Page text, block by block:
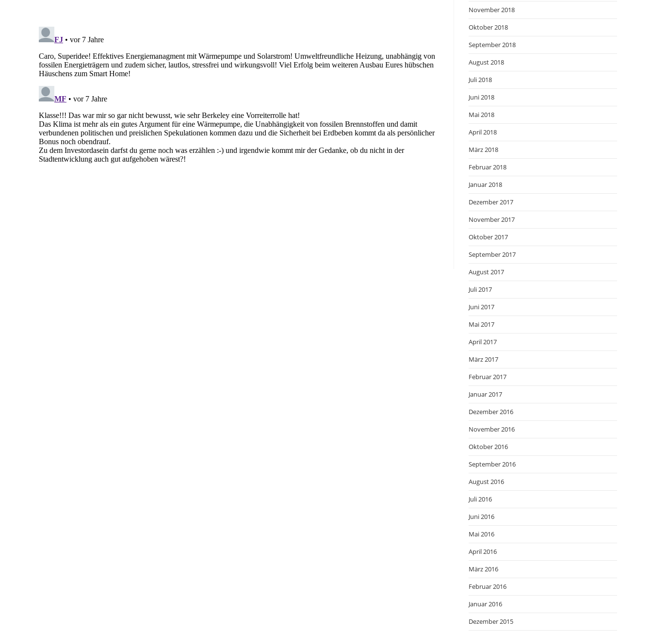
November 2018
Oktober 2018
September 2018
August 2018
Juli 2018
Juni 2018
Mai 2018
April 2018
März 2018
Februar 2018
Januar 2018
Dezember 2017
November 2017
Oktober 2017
September 2017
August 2017
Juli 2017
Juni 2017
Mai 2017
April 2017
März 2017
Februar 2017
Januar 2017
Dezember 2016
November 2016
Oktober 2016
September 2016
August 2016
Juli 2016
Juni 2016
Mai 2016
April 2016
März 2016
Februar 2016
Januar 2016
Dezember 2015